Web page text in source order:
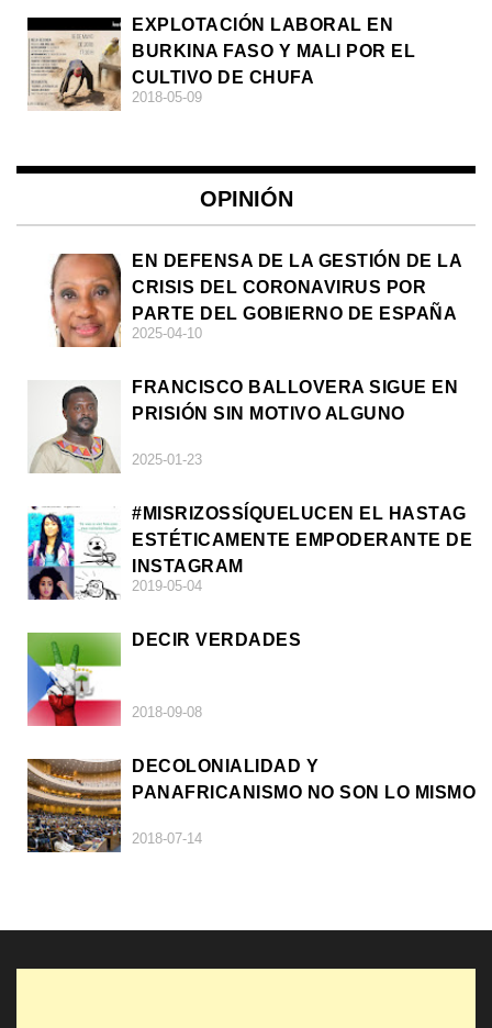
EXPLOTACIÓN LABORAL EN
BURKINA FASO Y MALI POR EL
CULTIVO DE CHUFA
2018-05-09
OPINIÓN
EN DEFENSA DE LA GESTIÓN DE LA
CRISIS DEL CORONAVIRUS POR
PARTE DEL GOBIERNO DE ESPAÑA
2025-04-10
FRANCISCO BALLOVERA SIGUE EN
PRISIÓN SIN MOTIVO ALGUNO
2025-01-23
#MISRIZOSSÍQUELUCEN EL HASTAG
ESTÉTICAMENTE EMPODERANTE DE
INSTAGRAM
2019-05-04
DECIR VERDADES
2018-09-08
DECOLONIALIDAD Y
PANAFRICANISMO NO SON LO MISMO
2018-07-14